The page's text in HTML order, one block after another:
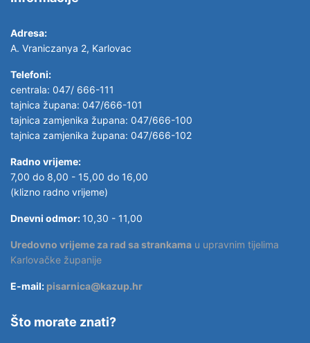
Adresa:
A. Vraniczanya 2, Karlovac
Telefoni:
centrala: 047/ 666-111
tajnica župana: 047/666-101
tajnica zamjenika župana: 047/666-100
tajnica zamjenika župana: 047/666-102
Radno vrijeme:
7,00 do 8,00 - 15,00 do 16,00
(klizno radno vrijeme)
Dnevni odmor: 10,30 - 11,00
Uredovno vrijeme za rad sa strankama u upravnim tijelima
Karlovačke županije
E-mail: pisarnica@kazup.hr
Što morate znati?